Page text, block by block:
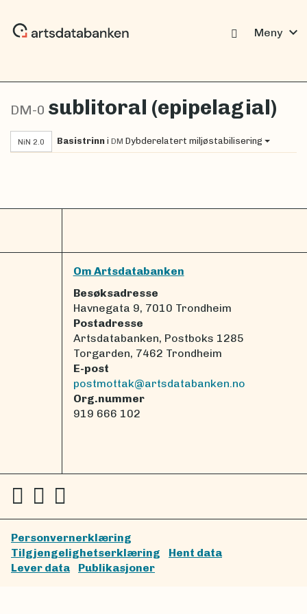
Meny expand_more
DM-0 sublitoral (epipelagial)
NiN 2.0 Basistrinn i DM Dybderelatert miljøstabilisering
Om Artsdatabanken
Besøksadresse
Havnegata 9, 7010 Trondheim
Postadresse
Artsdatabanken, Postboks 1285
Torgarden, 7462 Trondheim
E-post
postmottak@artsdatabanken.no
Org.nummer
919 666 102
Personvernerklæring
Tilgjengelighetserklæring
Hent data
Lever data
Publikasjoner